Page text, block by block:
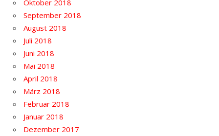
Oktober 2018
September 2018
August 2018
Juli 2018
Juni 2018
Mai 2018
April 2018
März 2018
Februar 2018
Januar 2018
Dezember 2017